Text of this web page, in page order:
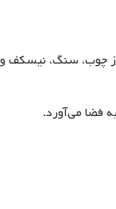
چوب، سنگ، نیسکف
فضا می‌آورد.